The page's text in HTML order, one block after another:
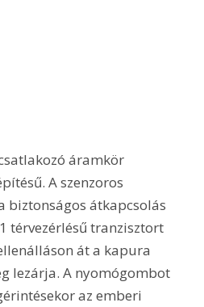
áramkör
A szenzoros
biztonságos átkapcsolás
térvezérlésű tranzisztort
át a kapura
lezárja. A nyomógombot
az emberi